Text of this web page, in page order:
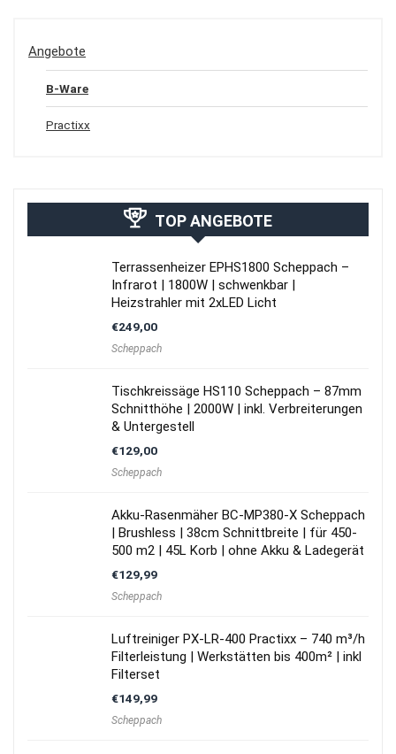
Angebote
B-Ware
Practixx
TOP ANGEBOTE
Terrassenheizer EPHS1800 Scheppach –
Infrarot | 1800W | schwenkbar |
Heizstrahler mit 2xLED Licht
€249,00
Scheppach
Tischkreissäge HS110 Scheppach – 87mm
Schnitthöhe | 2000W | inkl. Verbreiterungen
& Untergestell
€129,00
Scheppach
Akku-Rasenmäher BC-MP380-X Scheppach
| Brushless | 38cm Schnittbreite | für 450-
500 m2 | 45L Korb | ohne Akku & Ladegerät
€129,99
Scheppach
Luftreiniger PX-LR-400 Practixx – 740 m³/h
Filterleistung | Werkstätten bis 400m² | inkl
Filterset
€149,99
Scheppach